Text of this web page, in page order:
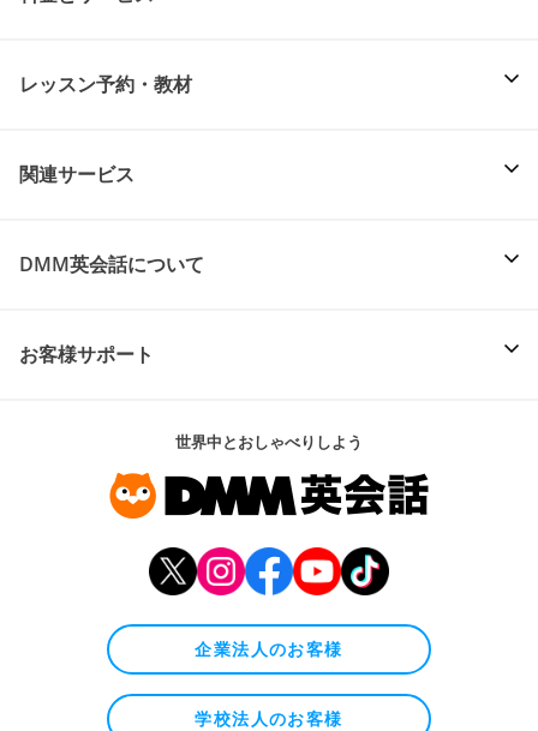
レッスン予約・教材
関連サービス
DMM英会話について
お客様サポート
世界中とおしゃべりしよう
企業法人のお客様
学校法人のお客様